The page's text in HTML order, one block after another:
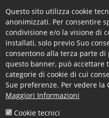
Vantaggi Economici
,
contenuti:
-Criteri e Modalità- art.
-Atti di Concessione-
33/2013
-Albo dei Beneficiari-
art. 1
Pagina verificata il
Link Interni
Questo sito utilizza cookie
anonimizzati. Per consentire
condivisione e/o la visione di
installati, solo previo Suo
consentono alla terza parte
questo banner, può accettare
categorie di cookie di cui
Sue preferenze. Per vedere la
Maggiori Informazioni
Cookie tecnici